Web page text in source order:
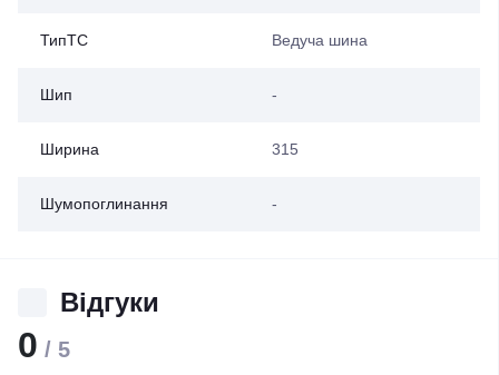
ТипТС Ведуча шина
Шип -
Ширина 315
Шумопоглинання -
Відгуки
0 / 5